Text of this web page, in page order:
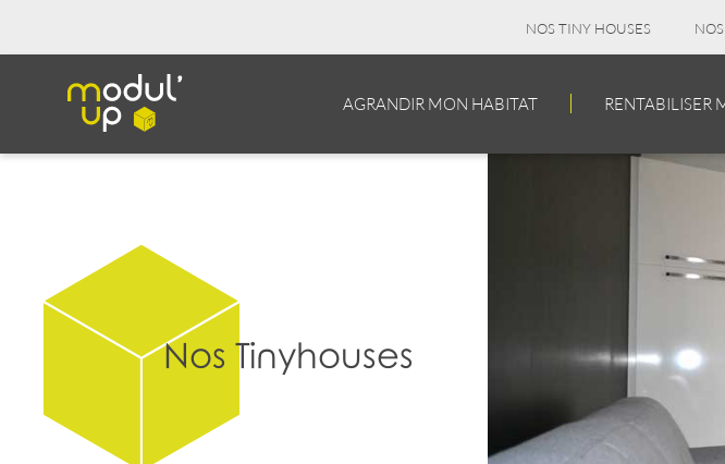
NOS TINY HOUSES
AGRANDIR MON HABITAT RENTABILISER
Nos Tinyhouses